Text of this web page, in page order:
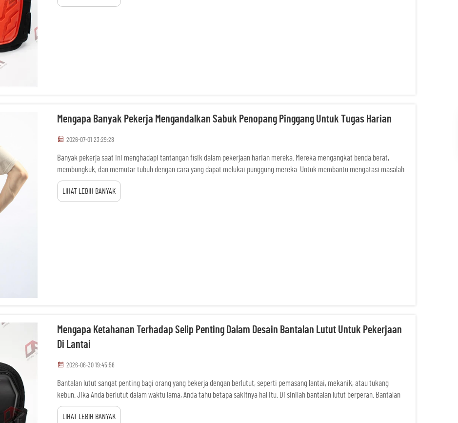
Mengapa Banyak Pekerja Mengandalkan Sabuk Penopang Pinggang Untuk Tugas Harian
2026-07-01 23:29:28
Banyak pekerja saat ini menghadapi tantangan fisik dalam pekerjaan harian mereka. Mereka mengangkat benda berat,
membungkuk, dan memutar tubuh dengan cara yang dapat melukai punggung mereka. Untuk membantu mengatasi masalah
ini, banyak orang menggunakan sabuk penopang pinggang. Sabuk-sabuk ini memberikan dukungan yang dibutuhkan untuk
melindungi lo...
LIHAT LEBIH BANYAK
Mengapa Ketahanan Terhadap Selip Penting Dalam Desain Bantalan Lutut Untuk Pekerjaan
Di Lantai
2026-06-30 19:45:56
Bantalan lutut sangat penting bagi orang yang bekerja dengan berlutut, seperti pemasang lantai, mekanik, atau tukang
kebun. Jika Anda berlutut dalam waktu lama, Anda tahu betapa sakitnya hal itu. Di sinilah bantalan lutut berperan. Bantalan
ini melindungi lutut dari permukaan tanah yang keras, tetapi ada satu hal yang membuatnya lebih baik: tahan selip...
LIHAT LEBIH BANYAK